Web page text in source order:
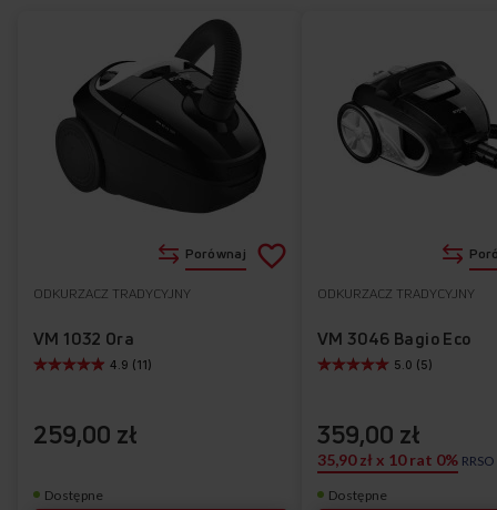
Dostępne
ODKURZACZ TRADYCYJNY
VM 1032 Ora
4.9 (11)
259,00 zł
Porównaj Dodaj
ulubionych
Dostępne
ODKURZACZ TRADYCYJNY
VM 3046 Bagio Eco
5.0 (5)
359,00 zł
35,90 zł x 10 rat 0% RRSO